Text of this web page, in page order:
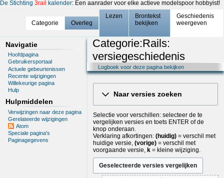
De Stichting 3rail kalender: Een aanrader voor elke actieve modelspoor hobbyist!
Categorie Overleg
Lezen
Brontekst
bekijken
Geschiedenis
weergeven
Navigatie
Hoofdpagina
Gebruikersportaal
Actuele gebeurtenissen
Recente wijzigingen
Willekeurige pagina
Hulp
Hulpmiddelen
Verwijzingen naar deze pagina
Gerelateerde wijzigingen
Atom
Speciale pagina's
Paginagegevens
Categorie:Rails:
versiegeschiedenis
Logboek voor deze pagina bekijken
Naar versies zoeken
Selectie voor verschillen: selecteer de te
vergelijken versies en toets ENTER of de
knop onderaan.
Verklaring afkortingen: (huidig)= verschil met
huidige versie, (vorige)= verschil met
voorgaande versie, k= kleine wijziging.